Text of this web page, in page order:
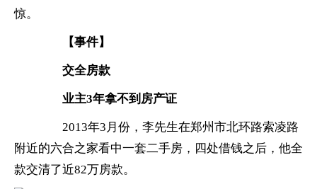
惊。
【事件】
交全房款
业主3年拿不到房产证
2013年3月份，李先生在郑州市北环路索凌路
附近的六合之家看中一套二手房，四处借钱之后，他全
款交清了近82万房款。